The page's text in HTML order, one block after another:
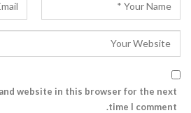
and website in this browser for the next
time I comment.